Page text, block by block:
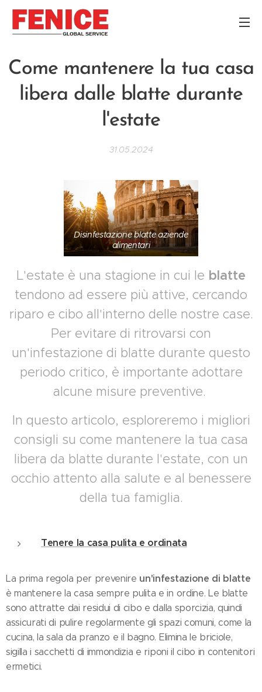
Come mantenere la tua casa
libera dalle blatte durante
l'estate
31.05.2024
Disinfestazione blatte aziende
alimentari
L'estate è una stagione in cui le blatte
tendono ad essere più attive, cercando
riparo e cibo all'interno delle nostre case.
Per evitare di ritrovarsi con
un'infestazione di blatte durante questo
periodo critico, è importante adottare
alcune misure preventive.
In questo articolo, esploreremo i migliori
consigli su come mantenere la tua casa
libera da blatte durante l'estate, con un
occhio attento alla salute e al benessere
della tua famiglia.
Tenere la casa pulita e ordinata
La prima regola per prevenire un'infestazione di blatte
è mantenere la casa sempre pulita e in ordine. Le blatte
sono attratte dai residui di cibo e dalla sporcizia, quindi
assicurati di pulire regolarmente gli spazi comuni, come la
cucina, la sala da pranzo e il bagno. Elimina le briciole,
sigilla i sacchetti di immondizia e riponi il cibo in contenitori
ermetici.